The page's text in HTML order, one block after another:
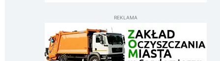
REKLAMA